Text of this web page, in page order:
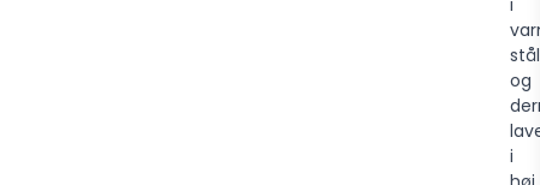
i
stål
og
i